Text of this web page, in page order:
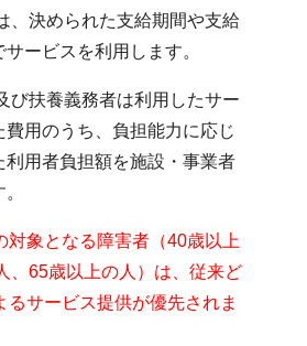
、決められた支給期間や支給
ービスを利用します。
び扶養義務者は利用したサー
費用のうち、負担能力に応じ
利用者負担額を施設・事業者
対象となる障害者（40歳以上
、65歳以上の人）は、従来ど
るサービス提供が優先されま